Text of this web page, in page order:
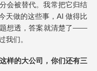
会被替代。我常把它归结
天做的这些事，AI 做得比
想透，答案就清楚了——
我们。
样的大公司，你们还有三